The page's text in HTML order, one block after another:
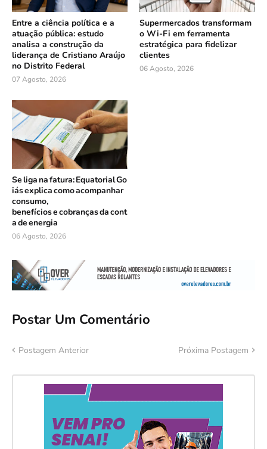
Entre a ciência política e a
atuação pública: estudo
analisa a construção da
liderança de Cristiano Araújo
no Distrito Federal
07 Agosto, 2026
Supermercados transformam
o Wi-Fi em ferramenta
estratégica para fidelizar
clientes
06 Agosto, 2026
Se liga na fatura: Equatorial Go
iás explica como acompanhar
consumo,
benefícios e cobranças da cont
a de energia
06 Agosto, 2026
Postar Um Comentário
Postagem Anterior Próxima Postagem